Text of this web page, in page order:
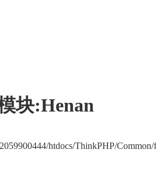
块:Henan
htdocs/ThinkPHP/